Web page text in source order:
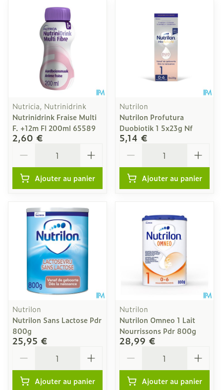
Nutricia, Nutrinidrink
Nutrinidrink Fraise Multi
F. +12m Fl 200ml 65589
2,60 €
Ajouter au panier
Nutrilon
Nutrilon Profutura
Duobiotik 1 5x23g Nf
5,14 €
Ajouter au panier
Nutrilon
Nutrilon Sans Lactose Pdr
800g
25,95 €
Ajouter au panier
Nutrilon
Nutrilon Omneo 1 Lait
Nourrissons Pdr 800g
28,99 €
Ajouter au panier